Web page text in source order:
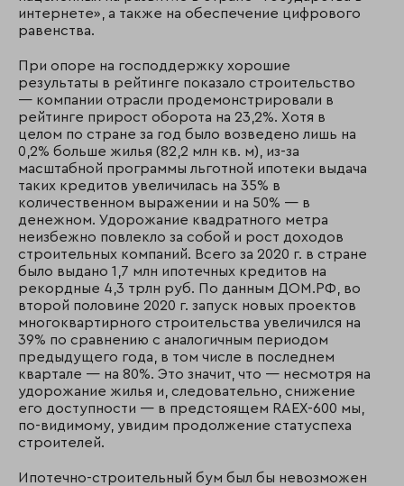
интернете», а также на обеспечение цифрового
равенства.
При опоре на господдержку хорошие
результаты в рейтинге показало строительство
— компании отрасли продемонстрировали в
рейтинге прирост оборота на 23,2%. Хотя в
целом по стране за год было возведено лишь на
0,2% больше жилья (82,2 млн кв. м), из-за
масштабной программы льготной ипотеки выдача
таких кредитов увеличилась на 35% в
количественном выражении и на 50% — в
денежном. Удорожание квадратного метра
неизбежно повлекло за собой и рост доходов
строительных компаний. Всего за 2020 г. в стране
было выдано 1,7 млн ипотечных кредитов на
рекордные 4,3 трлн руб. По данным ДОМ.РФ, во
второй половине 2020 г. запуск новых проектов
многоквартирного строительства увеличился на
39% по сравнению с аналогичным периодом
предыдущего года, в том числе в последнем
квартале — на 80%. Это значит, что — несмотря на
удорожание жилья и, следовательно, снижение
его доступности — в предстоящем RAEX-600 мы,
по-видимому, увидим продолжение статуспеха
строителей.
Ипотечно-строительный бум был бы невозможен